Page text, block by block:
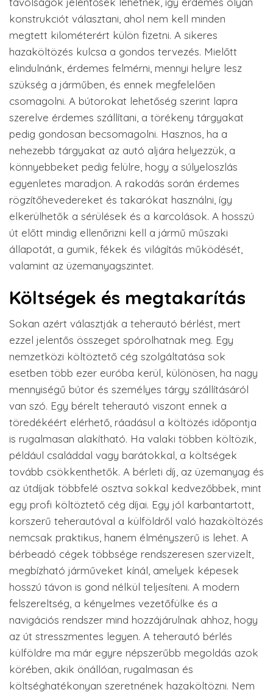
konstrukciót választani, ahol nem kell minden
megtett kilométerért külön fizetni. A sikeres
hazaköltözés kulcsa a gondos tervezés. Mielőtt
elindulnánk, érdemes felmérni, mennyi helyre lesz
szükség a járműben, és ennek megfelelően
csomagolni. A bútorokat lehetőség szerint lapra
szerelve érdemes szállítani, a törékeny tárgyakat
pedig gondosan becsomagolni. Hasznos, ha a
nehezebb tárgyakat az autó aljára helyezzük, a
könnyebbeket pedig felülre, hogy a súlyeloszlás
egyenletes maradjon. A rakodás során érdemes
rögzítőhevedereket és takarókat használni, így
elkerülhetők a sérülések és a karcolások. A hosszú
út előtt mindig ellenőrizni kell a jármű műszaki
állapotát, a gumik, fékek és világítás működését,
valamint az üzemanyagszintet.
Költségek és megtakarítás
Sokan azért választják a teherautó bérlést, mert
ezzel jelentős összeget spórolhatnak meg. Egy
nemzetközi költöztető cég szolgáltatása sok
esetben több ezer euróba kerül, különösen, ha nagy
mennyiségű bútor és személyes tárgy szállításáról
van szó. Egy bérelt teherautó viszont ennek a
töredékéért elérhető, ráadásul a költözés időpontja
is rugalmasan alakítható. Ha valaki többen költözik,
például családdal vagy barátokkal, a költségek
tovább csökkenthetők. A bérleti díj, az üzemanyag és
az útdíjak többfelé osztva sokkal kedvezőbbek, mint
egy profi költöztető cég díjai. Egy jól karbantartott,
korszerű teherautóval a külföldről való hazaköltözés
nemcsak praktikus, hanem élményszerű is lehet. A
bérbeadó cégek többsége rendszeresen szervizelt,
megbízható járműveket kínál, amelyek képesek
hosszú távon is gond nélkül teljesíteni. A modern
felszereltség, a kényelmes vezetőfülke és a
navigációs rendszer mind hozzájárulnak ahhoz, hogy
az út stresszmentes legyen. A teherautó bérlés
külföldre ma már egyre népszerűbb megoldás azok
körében, akik önállóan, rugalmasan és
költséghatékonyan szeretnének hazaköltözni. Nem